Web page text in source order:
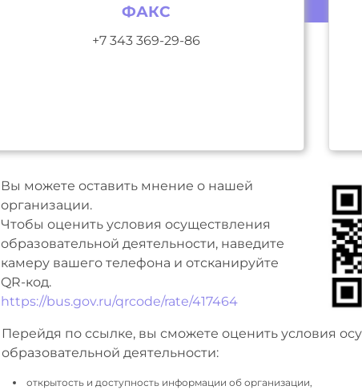
ФАКС
+7 343 369-29-86
Вы можете оставить мнение о нашей
организации.
Чтобы оценить условия осуществления
образовательной деятельности, наведите
камеру вашего телефона и отсканируйте
QR-код.
https://bus.gov.ru/qrcode/rate/417464
Перейдя по ссылке, вы сможете оценить условия
образовательной деятельности:
открытость и доступность информации об организации,